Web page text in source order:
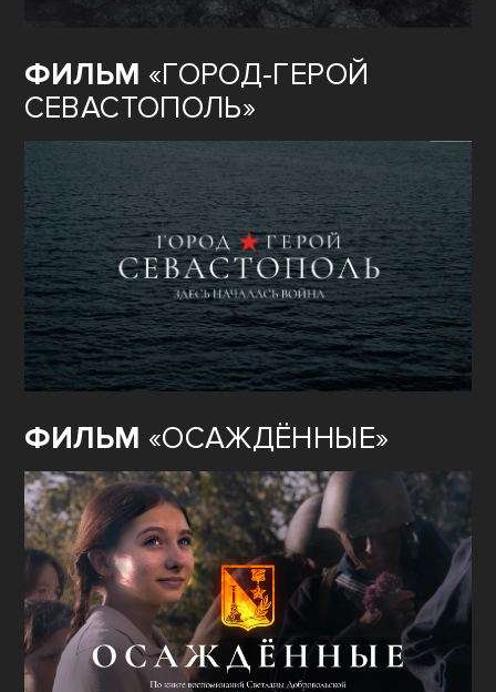
ФИЛЬМ «ГОРОД-ГЕРОЙ
СЕВАСТОПОЛЬ»
ФИЛЬМ «ОСАЖДЁННЫЕ»